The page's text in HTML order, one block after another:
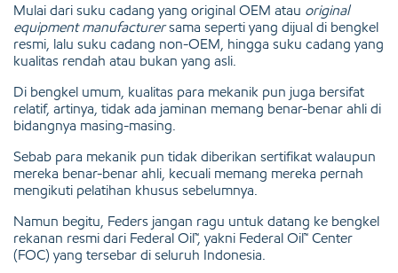
Mulai dari suku cadang yang original OEM atau original
equipment manufacturersama seperti yang dijual di bengkel
resmi, lalu suku cadang non-OEM, hingga suku cadang yang
kualitas rendah atau bukan yang asli.
Di bengkel umum, kualitas para mekanik pun juga bersifat
relatif, artinya, tidak ada jaminan memang benar-benar ahli di
bidangnya masing-masing.
Sebab para mekanik pun tidak diberikan sertifikat walaupun
mereka benar-benar ahli, kecuali memang mereka pernah
mengikuti pelatihan khusus sebelumnya.
Namun begitu, Feders jangan ragu untuk datang ke bengkel
rekanan resmi dari Federal Oil™, yakni Federal Oil™ Center
(FOC) yang tersebar di seluruh Indonesia.